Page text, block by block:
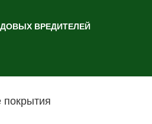
ВРЕДИТЕЛЕЙ